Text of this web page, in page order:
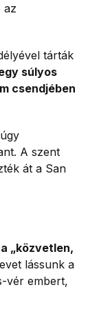
az
tárták
súlyos
csendjében
A szent
át a San
„közvetlen,
lássunk a
vér embert,